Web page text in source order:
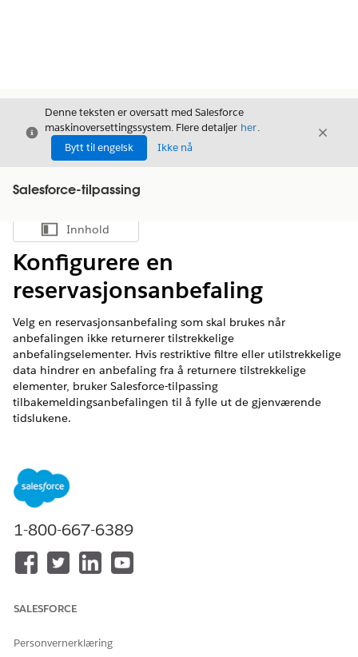
Avslutt
Denne teksten er oversatt med Salesforce
maskinoversettingssystem. Flere detaljer her.
Bytt til engelsk
Ikke nå
Avslutt
Salesforce-tilpassing
Vis innholdsfortegnelse
Innhold
Konfigurere en
reservasjonsanbefaling
Velg en reservasjonsanbefaling som skal brukes når
anbefalingen ikke returnerer tilstrekkelige
anbefalingselementer. Hvis restriktive filtre eller utilstrekkelige
data hindrer en anbefaling fra å returnere tilstrekkelige
elementer, bruker Salesforce-tilpassing
tilbakemeldingsanbefalingen til å fylle ut de gjenværende
tidslukene.
NØDVENDIG BRUKERTILLATELSE
For å konfigurere
anbefalere:
Reserveanbefalinger kan ikke garantere et fullstendig sett
anbefalinger i følgende scenarier:
Reserveanbefalingen har ikke tilstrekkelig informasjon.
1-800-667-6389
SALESFORCE
Personvernerklæring